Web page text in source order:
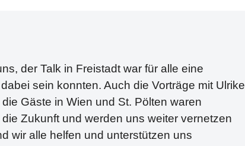
der Talk in Freistadt war für alle eine
sein konnten. Auch die Vorträge mit Ulrike
Gäste in Wien und St. Pölten waren
Zukunft und werden uns weiter vernetzen
wir alle helfen und unterstützen uns